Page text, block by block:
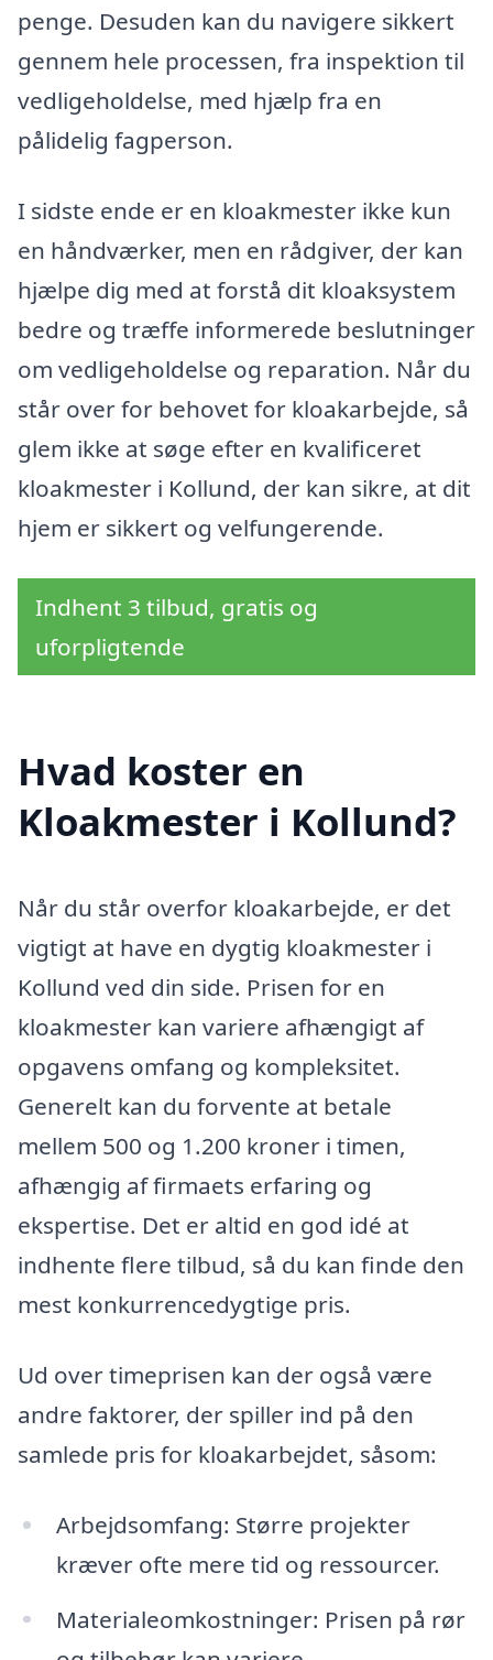
penge. Desuden kan du navigere sikkert
gennem hele processen, fra inspektion til
vedligeholdelse, med hjælp fra en
pålidelig fagperson.
I sidste ende er en kloakmester ikke kun
en håndværker, men en rådgiver, der kan
hjælpe dig med at forstå dit kloaksystem
bedre og træffe informerede beslutninger
om vedligeholdelse og reparation. Når du
står over for behovet for kloakarbejde, så
glem ikke at søge efter en kvalificeret
kloakmester i Kollund, der kan sikre, at dit
hjem er sikkert og velfungerende.
Indhent 3 tilbud, gratis og
uforpligtende
Hvad koster en
Kloakmester i Kollund?
Når du står overfor kloakarbejde, er det
vigtigt at have en dygtig kloakmester i
Kollund ved din side. Prisen for en
kloakmester kan variere afhængigt af
opgavens omfang og kompleksitet.
Generelt kan du forvente at betale
mellem 500 og 1.200 kroner i timen,
afhængig af firmaets erfaring og
ekspertise. Det er altid en god idé at
indhente flere tilbud, så du kan finde den
mest konkurrencedygtige pris.
Ud over timeprisen kan der også være
andre faktorer, der spiller ind på den
samlede pris for kloakarbejdet, såsom:
Arbejdsomfang: Større projekter
kræver ofte mere tid og ressourcer.
Materialeomkostninger: Prisen på rør